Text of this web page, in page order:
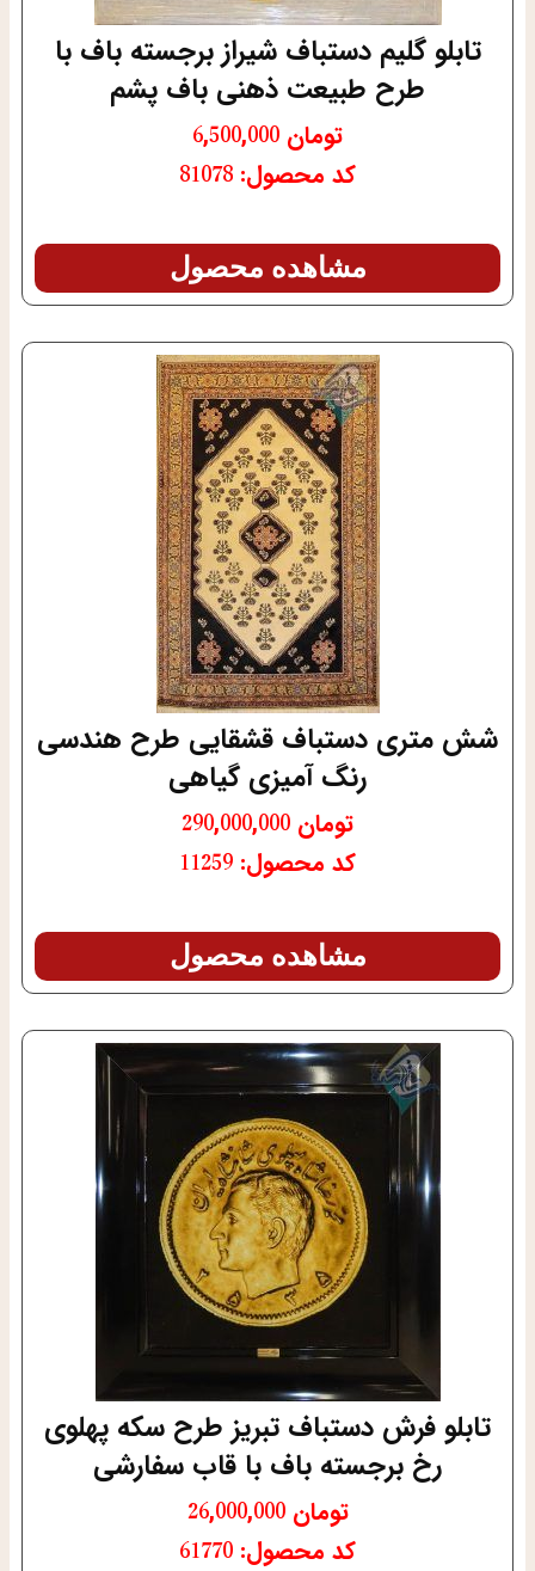
تابلو گلیم دستباف شیراز برجسته باف با
طرح طبیعت ذهنی باف پشم
تومان
کد محصول: 81078
مشاهده محصول
شش متری دستباف قشقایی طرح هندسی
رنگ آمیزی گیاهی
تومان
کد محصول: 11259
مشاهده محصول
تابلو فرش دستباف تبریز طرح سکه پهلوی
رخ برجسته باف با قاب سفارشی
تومان 26,000,000
کد محصول: 61770